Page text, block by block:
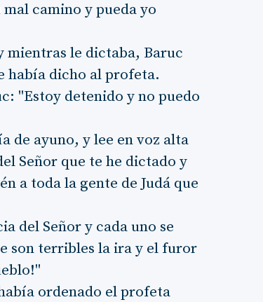
camino y pueda yo
mientras le dictaba, Baruc
había dicho al profeta.
"Estoy detenido y no puedo
de ayuno, y lee en voz alta
Señor que te he dictado y
a toda la gente de Judá que
del Señor y cada uno se
son terribles la ira y el furor
ordenado el profeta